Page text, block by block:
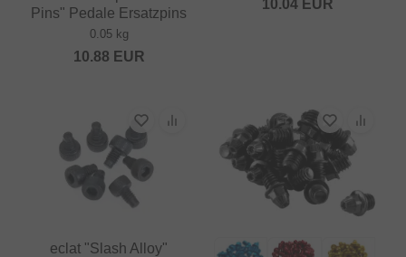
Pins" Pedale Ersatzpins
0.05 kg
10.88 EUR
10.04EUR
eclat "Slash Alloy"